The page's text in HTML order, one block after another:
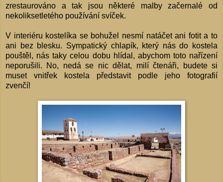
zrestaurováno a tak jsou některé malby začernalé od
nekoliksetletého používání svíček.
V interiéru kostelíka se bohužel nesmí natáčet ani fotit a to
ani bez blesku. Sympatický chlapík, který nás do kostela
pouštěl, nás taky celou dobu hlídal, abychom toto nařízení
neporušili. No, nedá se nic dělat, milí čtenáři, budete si
muset vnitřek kostela představit podle jeho fotografií
zvenčí!